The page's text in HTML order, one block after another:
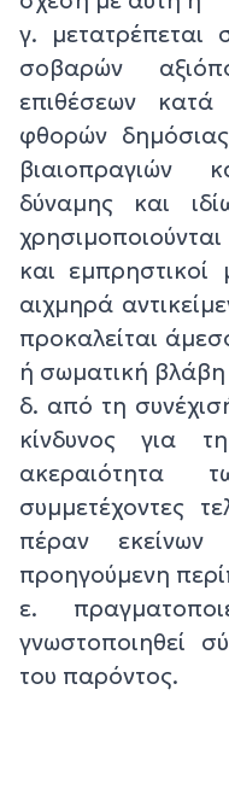
γ. μετατρέπεται
σοβαρών
επιθέσεων
φθορών δημόσιας
βιαιοπραγιών
δύναμης και
και εμπρηστικοί
αιχμηρά
προκαλείται
ή σωματική
δ. από τη
κίνδυνος για
ακεραιότητα
συμμετέχοντες
πέραν
προηγούμενη
ε.
γνωστοποιηθεί
του παρόντος.